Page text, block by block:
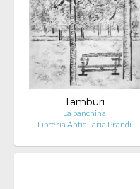
Tamburi
La panchina
Libreria Antiquaria Prandi